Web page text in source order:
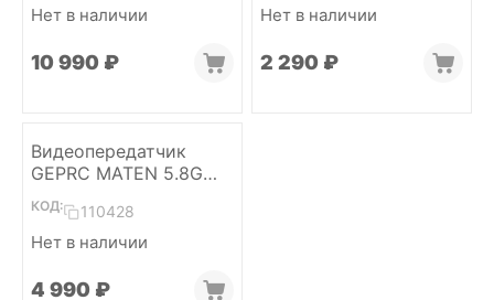
Нет в наличии
10 990 ₽
Нет в наличии
2 290 ₽
Видеопередатчик
GEPRC MATEN 5.8G
2.5W VTX
КОД: 110428
Нет в наличии
4 990 ₽